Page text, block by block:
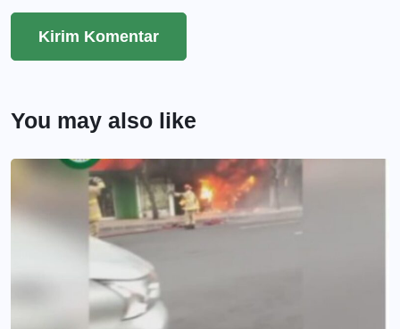
You may also like